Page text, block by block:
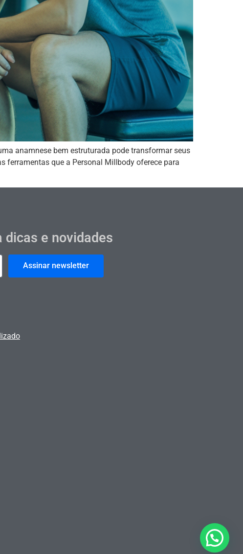
anamnese bem estruturada pode transformar seus
ferramentas que a Personal Millbody oferece para
e novidades
Assinar newsletter